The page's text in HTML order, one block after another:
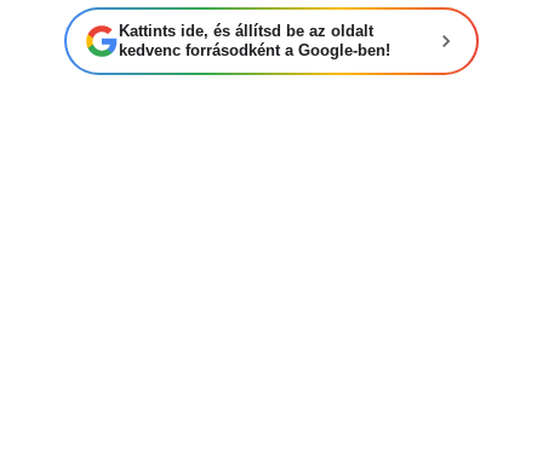
Kattints ide, és állítsd be az oldalt
kedvenc forrásodként a Google-ben!